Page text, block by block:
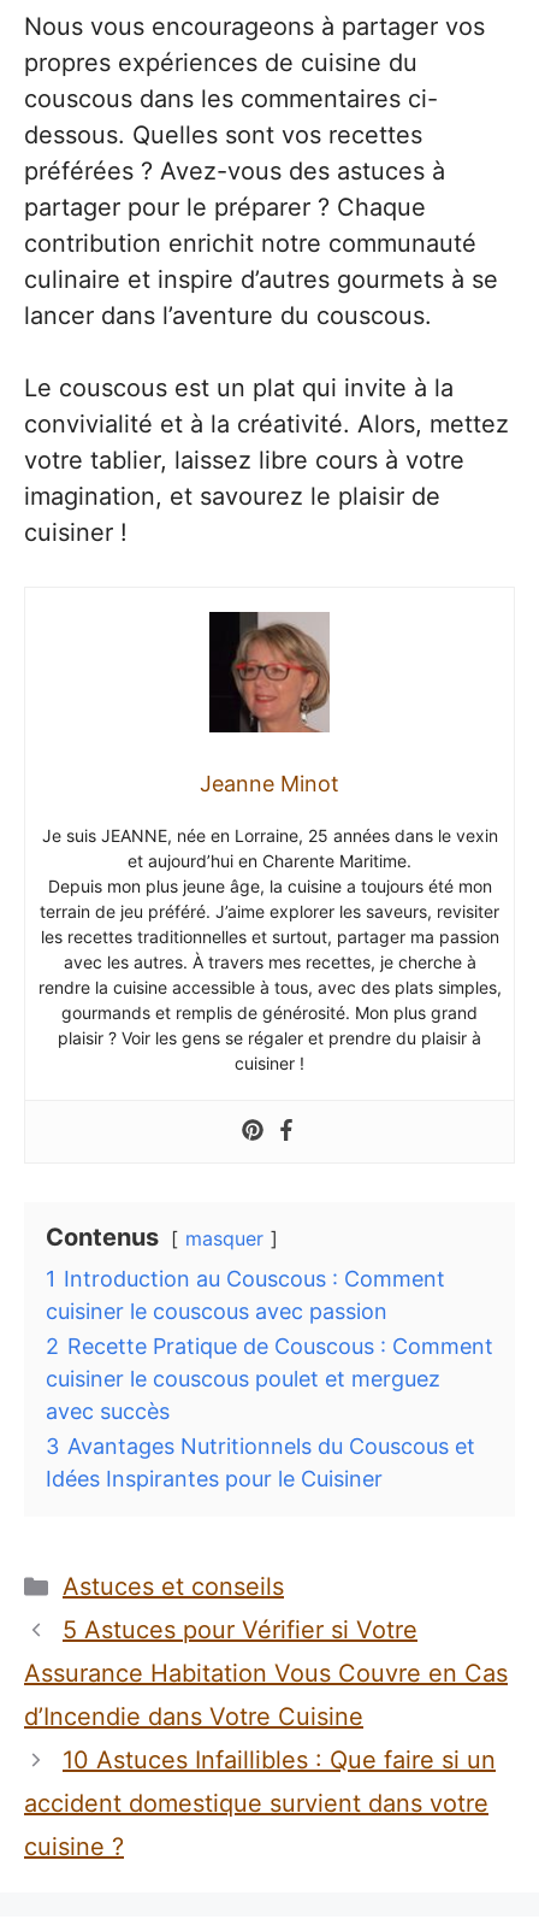
Nous vous encourageons à partager vos
propres expériences de cuisine du
couscous dans les commentaires ci-
dessous. Quelles sont vos recettes
préférées ? Avez-vous des astuces à
partager pour le préparer ? Chaque
contribution enrichit notre communauté
culinaire et inspire d’autres gourmets à se
lancer dans l’aventure du couscous.
Le couscous est un plat qui invite à la
convivialité et à la créativité. Alors, mettez
votre tablier, laissez libre cours à votre
imagination, et savourez le plaisir de
cuisiner !
Jeanne Minot
Je suis JEANNE, née en Lorraine, 25 années dans le vexin
et aujourd’hui en Charente Maritime.
Depuis mon plus jeune âge, la cuisine a toujours été mon
terrain de jeu préféré. J’aime explorer les saveurs, revisiter
les recettes traditionnelles et surtout, partager ma passion
avec les autres. À travers mes recettes, je cherche à
rendre la cuisine accessible à tous, avec des plats simples,
gourmands et remplis de générosité. Mon plus grand
plaisir ? Voir les gens se régaler et prendre du plaisir à
cuisiner !
Contenus masquer
1 Introduction au Couscous : Comment
cuisiner le couscous avec passion
2 Recette Pratique de Couscous : Comment
cuisiner le couscous poulet et merguez
avec succès
3 Avantages Nutritionnels du Couscous et
Idées Inspirantes pour le Cuisiner
Catégories
Astuces et conseils
5 Astuces pour Vérifier si Votre
Assurance Habitation Vous Couvre en Cas
d’Incendie dans Votre Cuisine
10 Astuces Infaillibles : Que faire si un
accident domestique survient dans votre
cuisine ?